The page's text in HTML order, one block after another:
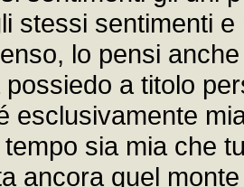
stessi sentimenti
lo pensi
possiedo a titolo
esclusivamente
sia mia che
ancora quel